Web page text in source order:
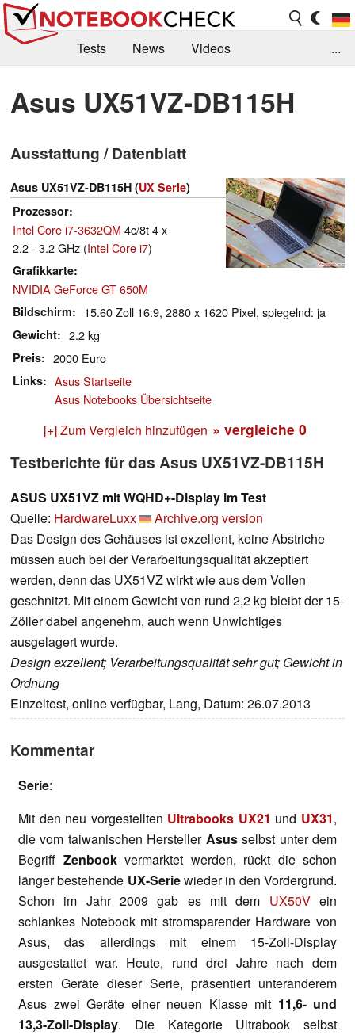
Tests News
Videos
Kaufberatung
Deals Suche
Jobs
Forum
...
Asus UX51VZ-DB115H
Ausstattung / Datenblatt
Asus UX51VZ-DB115H (UX Serie)
Prozessor
Intel Core i7-3632QM 4c/8t 4 x
2.2 - 3.2 GHz (Intel Core i7)
Grafikkarte
NVIDIA GeForce GT 650M
Bildschirm 15.60 Zoll 16:9, 2880 x 1620 Pixel, spiegelnd: ja
Gewicht 2.2 kg
Preis 2000 Euro
Links
Asus Startseite
Asus Notebooks Übersichtseite
[+] Zum Vergleich hinzufügen » vergleiche 0
Testberichte für das Asus UX51VZ-DB115H
ASUS UX51VZ mit WQHD+-Display im Test
Quelle: HardwareLuxx
Archive.org version
Das Design des Gehäuses ist exzellent, keine Abstriche
müssen auch bei der Verarbeitungsqualität akzeptiert
werden, denn das UX51VZ wirkt wie aus dem Vollen
geschnitzt. Mit einem Gewicht von rund 2,2 kg bleibt der 15-
Zöller dabei angenehm, auch wenn Unwichtiges
ausgelagert wurde.
Design exzellent; Verarbeitungsqualität sehr gut; Gewicht in
Ordnung
Einzeltest, online verfügbar, Lang, Datum: 26.07.2013
Kommentar
Serie:
Mit den neu vorgestellten Ultrabooks UX21 und UX31,
die vom taiwanischen Hersteller Asusselbst unter dem
Begriff Zenbook vermarktet werden, rückt die schon
länger bestehende UX-Seriewieder in den Vordergrund.
Schon im Jahr 2009 gab es mit dem UX50Vein
schlankes Notebook mit stromsparender Hardware von
Asus, das allerdings mit einem 15-Zoll-Display
ausgestattet war. Heute, rund drei Jahre nach dem
ersten Geräte dieser Serie, präsentiert unteranderem
Asus zwei Geräte einer neuen Klasse mit 11,6- und
13,3-Zoll-Display. Die Kategorie Ultrabook selbst